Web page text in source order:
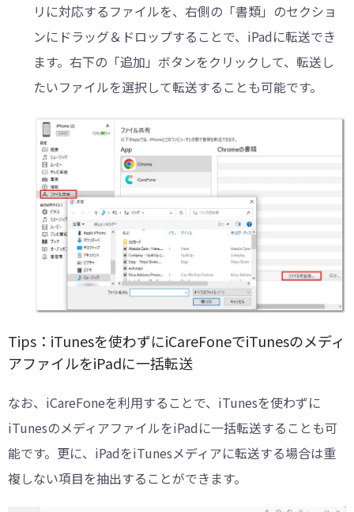
リに対応するファイルを、右側の「書類」のセクショ
ンにドラッグ＆ドロップすることで、iPadに転送でき
ます。右下の「追加」ボタンをクリックして、転送し
たいファイルを選択して転送することも可能です。
Tips：iTunesを使わずにiCareFoneでiTunesのメディ
アファイルをiPadに一括転送
なお、iCareFoneを利用することで、iTunesを使わずに
iTunesのメディアファイルをiPadに一括転送することも可
能です。更に、iPadをiTunesメディアに転送する場合は重
複しない項目を抽出することができます。